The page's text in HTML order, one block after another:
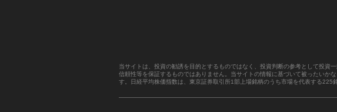
当サイトは、投資の勧誘を目的とするものではなく、投資判断の参考として投資
信頼性等を保証するものではありません。当サイトの情報に基づいて被ったいか
す。日経平均株価指数は、東京証券取引所1部上場銘柄のうち市場を代表する225